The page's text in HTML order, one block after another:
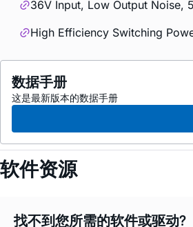
36V Input, Low Output Noise,
High Efficiency Switching
数据手册
这是最新版本的数据手册
软件资源
找不到您所需的软件或驱动?